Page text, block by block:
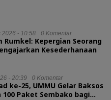
2026 - 10:58 0 Komentar
Rumkel: Kepergian Seorang
Kesederhanaan
- 20:39 0 Komentar
ke-25, UMMU Gelar Baksos
100 Paket Sembako bagi